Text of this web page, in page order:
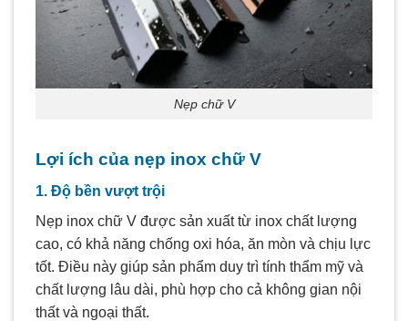
Nẹp chữ V
Lợi ích của nẹp inox chữ V
1. Độ bền vượt trội
Nẹp inox chữ V được sản xuất từ inox chất lượng
cao, có khả năng chống oxi hóa, ăn mòn và chịu lực
tốt. Điều này giúp sản phẩm duy trì tính thẩm mỹ và
chất lượng lâu dài, phù hợp cho cả không gian nội
thất và ngoại thất.